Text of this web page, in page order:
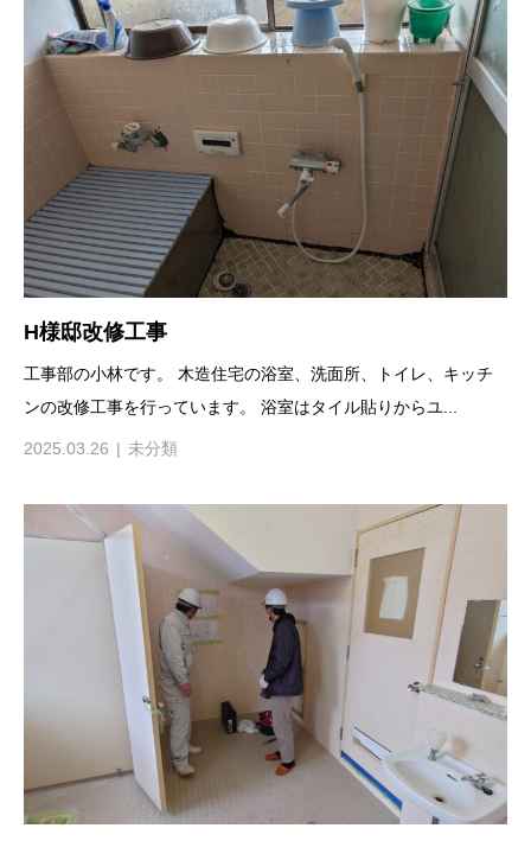
H様邸改修工事
工事部の小林です。 木造住宅の浴室、洗面所、トイレ、キッチ
ンの改修工事を行っています。 浴室はタイル貼りからユ...
2025.03.26 未分類